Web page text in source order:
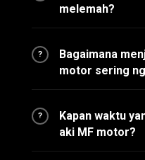
melemah?
?
Bagaimana
motor sering
?
Kapan waktu
aki MF motor?